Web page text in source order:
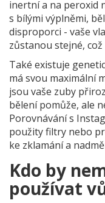
inertní a na peroxid
s bílými výplněmi,
disproporci - vaše
zůstanou stejné,
Také existuje
má svou maximální
jsou vaše zuby
bělení pomůže, ale
Porovnávání s
použity filtry nebo
ke zklamání a
Kdo by
používat